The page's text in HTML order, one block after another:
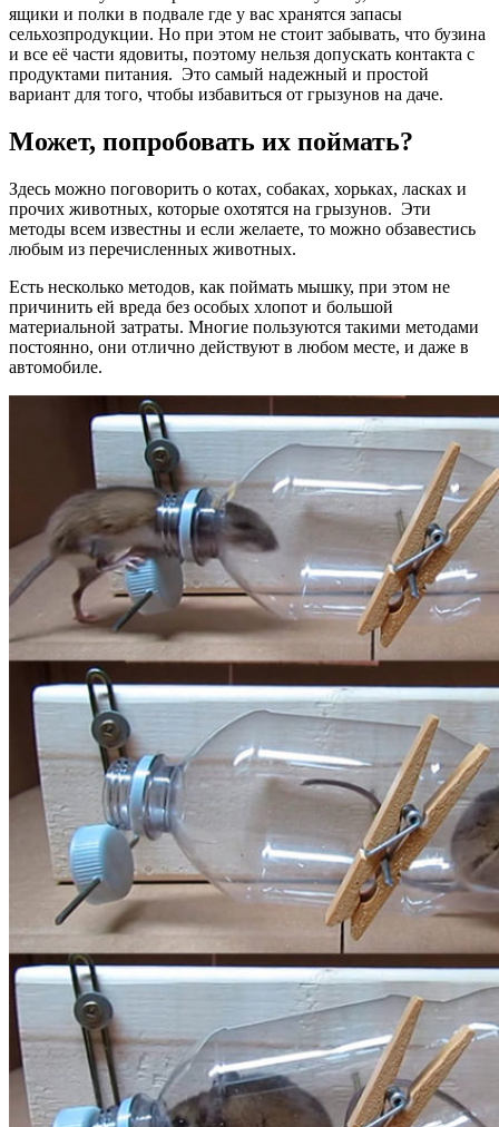
ящики и полки в подвале где у вас хранятся запасы
сельхозпродукции. Но при этом не стоит забывать, что бузина
и все её части ядовиты, поэтому нельзя допускать контакта с
продуктами питания. Это самый надежный и простой
вариант для того, чтобы избавиться от грызунов на даче.
Может, попробовать их поймать?
Здесь можно поговорить о котах, собаках, хорьках, ласках и
прочих животных, которые охотятся на грызунов. Эти
методы всем известны и если желаете, то можно обзавестись
любым из перечисленных животных.
Есть несколько методов, как поймать мышку, при этом не
причинить ей вреда без особых хлопот и большой
материальной затраты. Многие пользуются такими методами
постоянно, они отлично действуют в любом месте, и даже в
автомобиле.